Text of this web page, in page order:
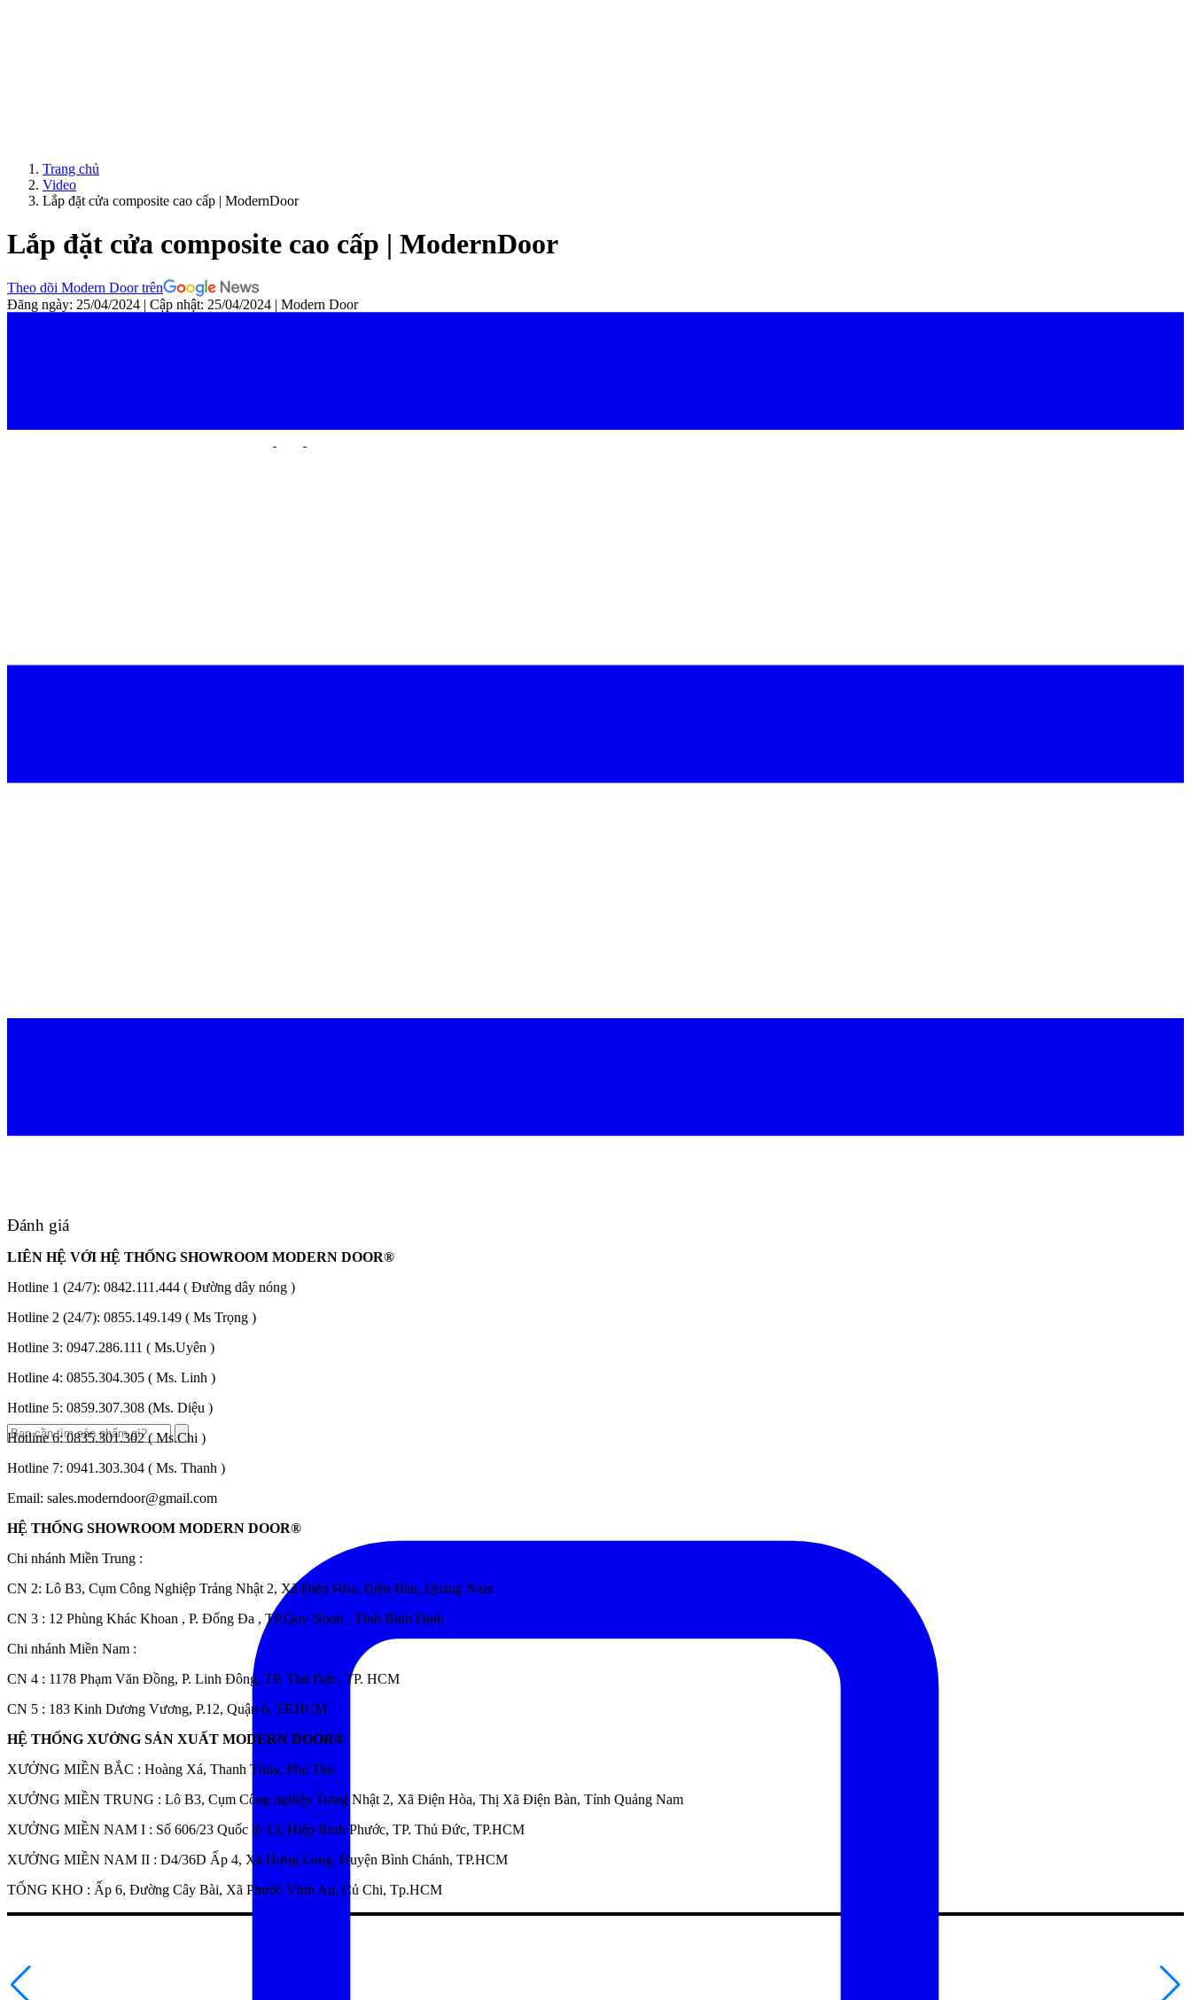
Trang chủ
Video
Lắp đặt cửa composite cao cấp | ModernDoor
Lắp đặt cửa composite cao cấp | ModernDoor
Theo dõi Modern Door trên
Đăng ngày: 25/04/2024 | Cập nhật: 25/04/2024 | Modern Door
Đánh giá
LIÊN HỆ VỚI HỆ THỐNG SHOWROOM MODERN DOOR®
Hotline 1 (24/7): 0842.111.444 ( Đường dây nóng )
Hotline 2 (24/7): 0855.149.149 ( Ms Trọng )
Hotline 3: 0947.286.111 ( Ms.Uyên )
Hotline 4: 0855.304.305 ( Ms. Linh )
Hotline 5: 0859.307.308 (Ms. Diệu )
Hotline 6:0835.301.302( Ms.Chi )
Hotline 7: 0941.303.304 ( Ms. Thanh )
Email: sales.moderndoor@gmail.com
HỆ THỐNG SHOWROOM MODERN DOOR®
Chi nhánh Miền Trung :
CN 2: Lô B3, Cụm Công Nghiệp Trảng Nhật 2, Xã Điện Hòa, Điện Bàn, Quảng Nam
CN 3 : 12 Phùng Khác Khoan , P. Đống Đa , TP.Quy Nhơn , Tỉnh Bình Định
Chi nhánh Miền Nam :
CN 4 : 1178 Phạm Văn Đồng, P. Linh Đông, TP. Thủ Đức, TP. HCM
CN 5 : 183 Kinh Dương Vương, P.12, Quận 6, TP.HCM
HỆ THỐNG XƯỞNG SẢN XUẤT MODERN DOOR®
XƯỞNG MIỀN BẮC : Hoàng Xá, Thanh Thủy, Phú Thọ
XƯỞNG MIỀN TRUNG : Lô B3, Cụm Công nghiệp Trảng Nhật 2, Xã Điện Hòa, Thị Xã Điện Bàn, Tỉnh Quảng Nam
XƯỞNG MIỀN NAM I : Số 606/23 Quốc lộ 13, Hiệp Bình Phước, TP. Thủ Đức, TP.HCM
XƯỞNG MIỀN NAM II : D4/36D Ấp 4, Xã Hưng Long, Huyện Bình Chánh, TP.HCM
TỔNG KHO : Ấp 6, Đường Cây Bài, Xã Phước Vĩnh An, Củ Chi, Tp.HCM